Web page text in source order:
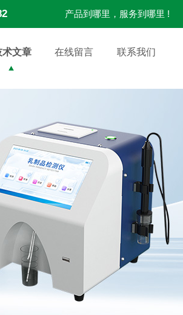
产品到哪里，服务到哪里 !
术文章 在线留言 联系我们